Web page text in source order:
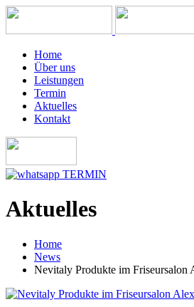
Home
Über uns
Leistungen
Termin
Aktuelles
Kontakt
TERMIN
Aktuelles
Home
News
Nevitaly Produkte im Friseursalon